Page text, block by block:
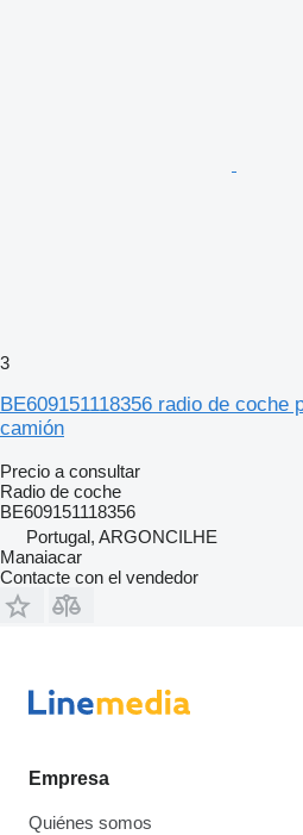
3
BE609151118356 radio de coche
camión
Precio a consultar
Radio de coche
BE609151118356
Portugal, ARGONCILHE
Manaiacar
Contacte con el vendedor
Empresa
Quiénes somos